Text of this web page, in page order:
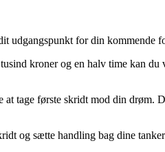
udgangspunkt for din kommende
kroner og en halv time kan
første skridt mod din drøm.
og sætte handling bag dine